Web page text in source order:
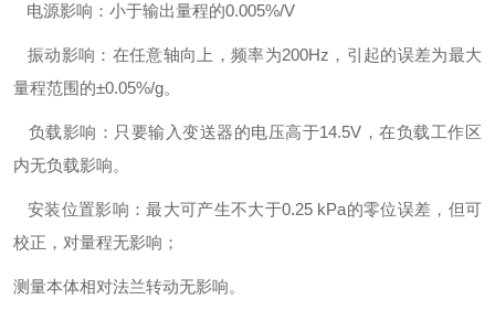
电源影响：小于输出量程的0.005%/V
振动影响：在任意轴向上，频率为200Hz，引起的误差为最大
量程范围的±0.05%/g。
负载影响：只要输入变送器的电压高于14.5V，在负载工作区
内无负载影响。
安装位置影响：最大可产生不大于0.25 kPa的零位误差，但可
校正，对量程无影响；
测量本体相对法兰转动无影响。